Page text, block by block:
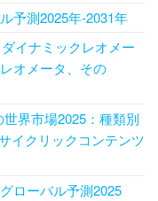
予測2025年-2031年
イナミックレオメー
オメータ、その
界市場2025：種類別
イクリックコンテンツ
ローバル予測2025